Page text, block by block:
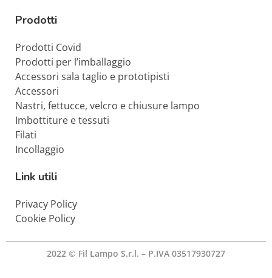
Prodotti
Prodotti Covid
Prodotti per l’imballaggio
Accessori sala taglio e prototipisti
Accessori
Nastri, fettucce, velcro e chiusure lampo
Imbottiture e tessuti
Filati
Incollaggio
Link utili
Privacy Policy
Cookie Policy
2022 © Fil Lampo S.r.l. – P.IVA 03517930727